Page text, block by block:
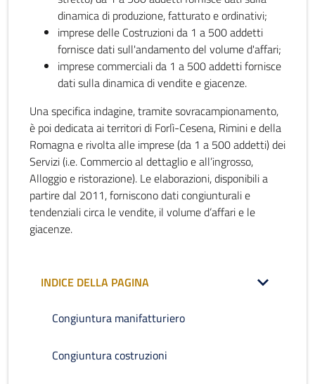
dinamica di produzione, fatturato e ordinativi;
imprese delle Costruzioni da 1 a 500 addetti
fornisce dati sull'andamento del volume d'affari;
imprese commerciali da 1 a 500 addetti fornisce
dati sulla dinamica di vendite e giacenze.
Una specifica indagine, tramite sovracampionamento,
è poi dedicata ai territori di Forlì-Cesena, Rimini e della
Romagna e rivolta alle imprese (da 1 a 500 addetti) dei
Servizi (i.e. Commercio al dettaglio e all’ingrosso,
Alloggio e ristorazione). Le elaborazioni, disponibili a
partire dal 2011, forniscono dati congiunturali e
tendenziali circa le vendite, il volume d’affari e le
giacenze.
INDICE DELLA PAGINA
Congiuntura manifatturiero
Congiuntura costruzioni